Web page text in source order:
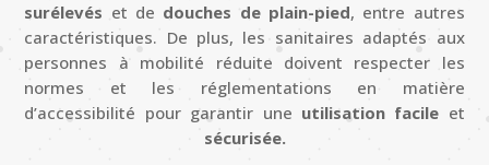
surélevés et de douches de plain-pied, entre autres
caractéristiques. De plus, les sanitaires adaptés aux
personnes à mobilité réduite doivent respecter les
normes et les réglementations en matière
d’accessibilité pour garantir une utilisation facile et
sécurisée.